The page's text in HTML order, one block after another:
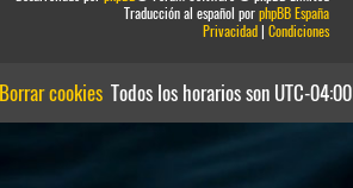
Traducción al español porphpBB España
Privacidad| Condiciones
Todos los horarios son UTC-04:00
Borrar cookies